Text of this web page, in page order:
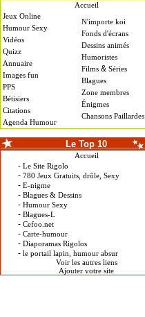
Accueil
Jeux Online
Humour Sexy
Vidéos
Quizz
Annuaire
Images fun
PPS
Bétisiers
Citations
Agenda Humour
N'importe koi
Fonds d'écrans
Dessins animés
Humoristes
Films & Séries
Blagues
Zone membres
Énigmes
Chansons Paillardes
Le Top 10
Accueil
- Le Site Rigolo
- 780 Jeux Gratuits, drôle, Sexy
- E-nigme
- Blagues & Dessins
- Humour Sexy
- Blagues-L
- Cefoo.net
- Carte-humour
- Diaporamas Rigolos
- le portail lapin, humour absur
Voir les autres liens
Ajouter votre site